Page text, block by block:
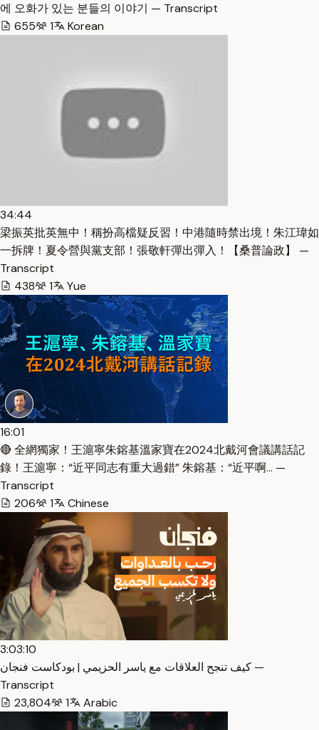
에 오화가 있는 분들의 이야기 — Transcript
655
1 Korean
34:44
梁振英批英無中！稱扮高檔疑反習！中港隨時禁出境！朱江瑋如
一拆牌！夏令營與黨支部！張敬軒彈出彈入！【桑普論政】 —
Transcript
438
1 Yue
16:01
🔴 全網獨家！王滬寧朱鎔基溫家寶在2024北戴河會議講話記
錄！王滬寧：“近平同志有重大過錯” 朱鎔基：“近平啊… —
Transcript
206
1 Chinese
3:03:10
كيف تنجح العلاقات مع ياسر الحزيمي | بودكاست فنجان —
Transcript
23,804
1 Arabic